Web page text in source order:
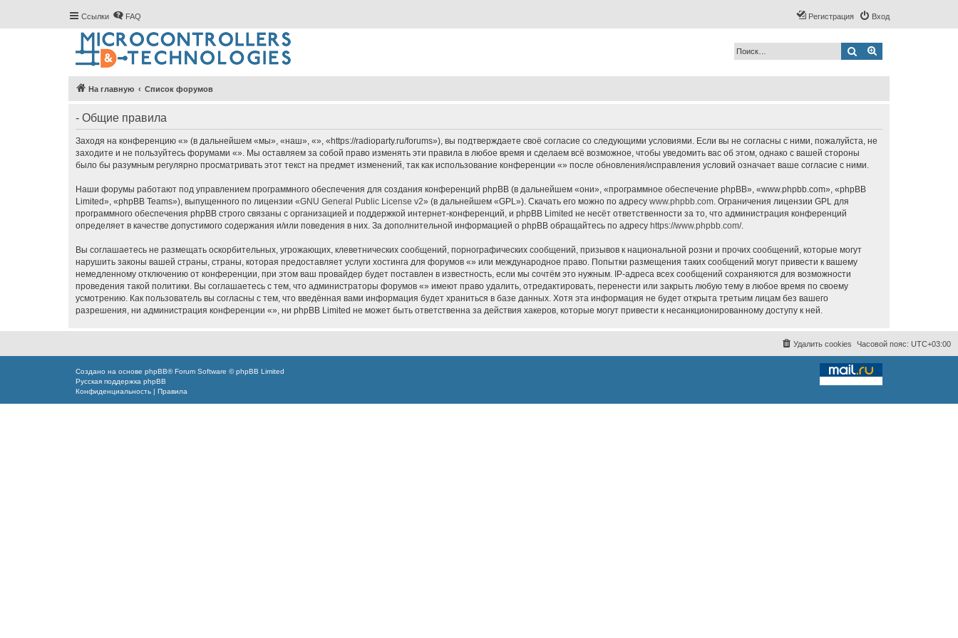
Ссылки FAQ Вход
Регистрация
Поиск
На главную Список форумов
- Общие правила
Заходя на конференцию «» (в дальнейшем «мы», «наш», «», «https://radioparty.ru/forums»), вы подтверждаете своё согласие со следующими условиями. Если вы не согласны с ними, пожалуйста, не
заходите и не пользуйтесь форумами «». Мы оставляем за собой право изменять эти правила в любое время и сделаем всё возможное, чтобы уведомить вас об этом, однако с вашей стороны
было бы разумным регулярно просматривать этот текст на предмет изменений, так как использование конференции «» после обновления/исправления условий означает ваше согласие с ними.
Наши форумы работают под управлением программного обеспечения для создания конференций phpBB (в дальнейшем «они», «программное обеспечение phpBB», «www.phpbb.com», «phpBB
Limited», «phpBB Teams»), выпущенного по лицензии «GNU General Public License v2» (в дальнейшем «GPL»). Скачать его можно по адресу www.phpbb.com. Ограничения лицензии GPL для
программного обеспечения phpBB строго связаны с организацией и поддержкой интернет-конференций, и phpBB Limited не несёт ответственности за то, что администрация конференций
определяет в качестве допустимого содержания и/или поведения в них. За дополнительной информацией о phpBB обращайтесь по адресу https://www.phpbb.com/.
Вы соглашаетесь не размещать оскорбительных, угрожающих, клеветнических сообщений, порнографических сообщений, призывов к национальной розни и прочих сообщений, которые могут
нарушить законы вашей страны, страны, которая предоставляет услуги хостинга для форумов «» или международное право. Попытки размещения таких сообщений могут привести к вашему
немедленному отключению от конференции, при этом ваш провайдер будет поставлен в известность, если мы сочтём это нужным. IP-адреса всех сообщений сохраняются для возможности
проведения такой политики. Вы соглашаетесь с тем, что администраторы форумов «» имеют право удалить, отредактировать, перенести или закрыть любую тему в любое время по своему
усмотрению. Как пользователь вы согласны с тем, что введённая вами информация будет храниться в базе данных. Хотя эта информация не будет открыта третьим лицам без вашего
разрешения, ни администрация конференции «», ни phpBB Limited не может быть ответственна за действия хакеров, которые могут привести к несанкционированному доступу к ней.
Часовой пояс: UTC+03:00
Удалить cookies
Создано на основе phpBB® Forum Software © phpBB Limited
Русская поддержка phpBB
Конфиденциальность | Правила